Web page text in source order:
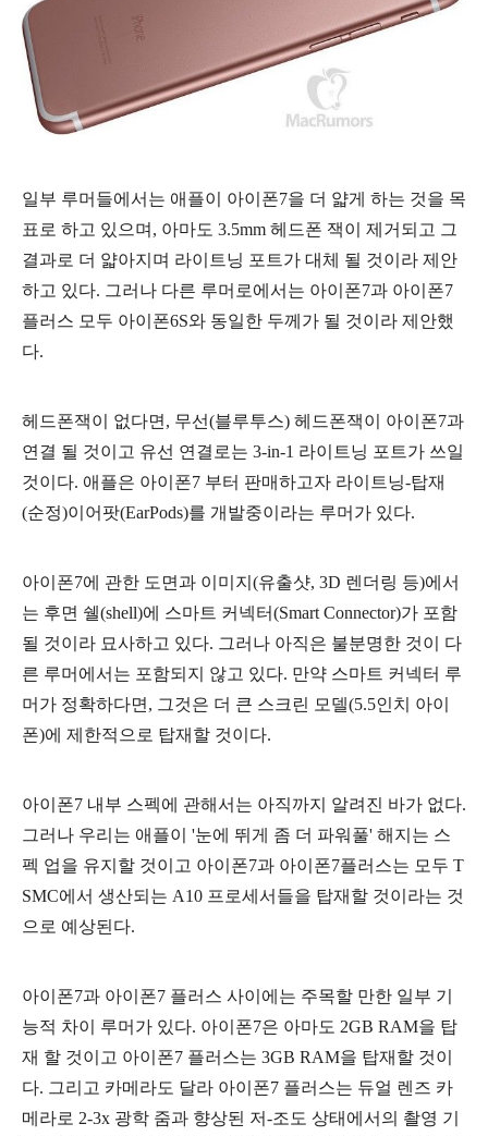
일부 루머들에서는 애플이 아이폰7을 더 얇게 하는 것을 목
표로 하고 있으며, 아마도 3.5mm 헤드폰 잭이 제거되고 그
결과로 더 얇아지며 라이트닝 포트가 대체 될 것이라 제안
하고 있다. 그러나 다른 루머로에서는 아이폰7과 아이폰7
플러스 모두 아이폰6S와 동일한 두께가 될 것이라 제안했
다.
헤드폰잭이 없다면, 무선(블루투스) 헤드폰잭이 아이폰7과
연결 될 것이고 유선 연결로는 3-in-1 라이트닝 포트가 쓰일
것이다. 애플은 아이폰7 부터 판매하고자 라이트닝-탑재
(순정)이어팟(EarPods)를 개발중이라는 루머가 있다.
아이폰7에 관한 도면과 이미지(유출샷, 3D 렌더링 등)에서
는 후면 쉘(shell)에 스마트 커넥터(Smart Connector)가 포함
될 것이라 묘사하고 있다. 그러나 아직은 불분명한 것이 다
른 루머에서는 포함되지 않고 있다. 만약 스마트 커넥터 루
머가 정확하다면, 그것은 더 큰 스크린 모델(5.5인치 아이
폰)에 제한적으로 탑재할 것이다.
아이폰7 내부 스펙에 관해서는 아직까지 알려진 바가 없다.
그러나 우리는 애플이 '눈에 뛰게 좀 더 파워풀' 해지는 스
펙 업을 유지할 것이고 아이폰7과 아이폰7플러스는 모두 T
SMC에서 생산되는 A10 프로세서들을 탑재할 것이라는 것
으로 예상된다.
아이폰7과 아이폰7 플러스 사이에는 주목할 만한 일부 기
능적 차이 루머가 있다. 아이폰7은 아마도 2GB RAM을 탑
재 할 것이고 아이폰7 플러스는 3GB RAM을 탑재할 것이
다. 그리고 카메라도 달라 아이폰7 플러스는 듀얼 렌즈 카
메라로 2-3x 광학 줌과 향상된 저-조도 상태에서의 촬영 기